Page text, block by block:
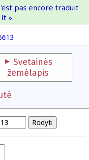
IOI
pas encore traduit
».
Svetainės
žemėlapis